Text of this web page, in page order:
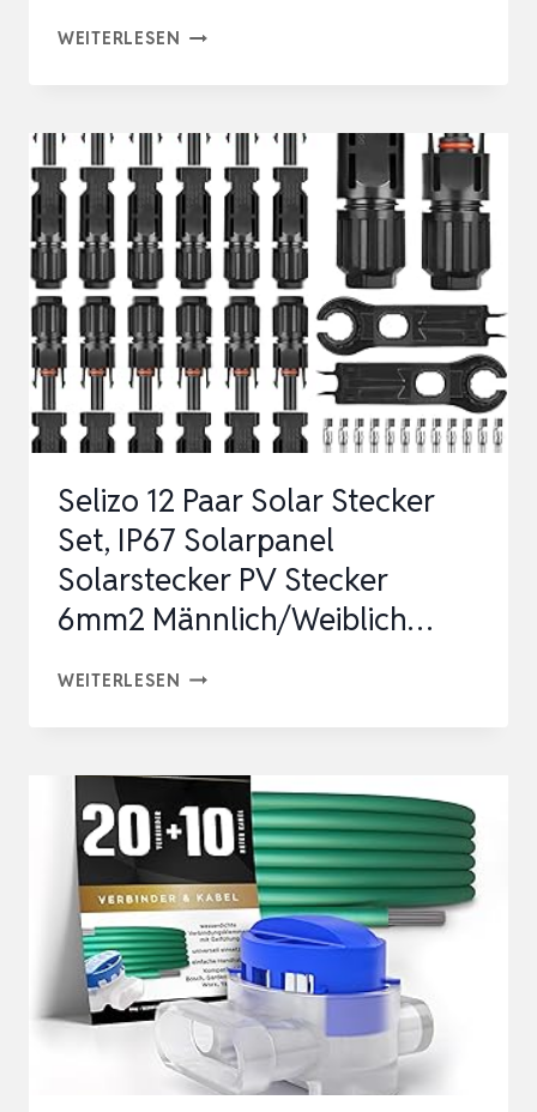
WEITERLESEN 2
TRENNSCHALTER
PV
ANLAGE,
PV
SICHERUNGSAUTOMAT
32A
DC
500V
MIT
KABEL,
IP65
WASSE…
Selizo 12 Paar Solar Stecker
Set, IP67 Solarpanel
Solarstecker PV Stecker
6mm2 Männlich/Weiblich…
WEITERLESEN SELIZO
SOLAR
STECKER
SET,
IP67
SOLARPANEL
SOLARSTECKER
PV
STECKER
6MM2